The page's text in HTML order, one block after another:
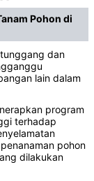
Pohon di
dan
lain dalam
program
terhadap
pohon
dilakukan